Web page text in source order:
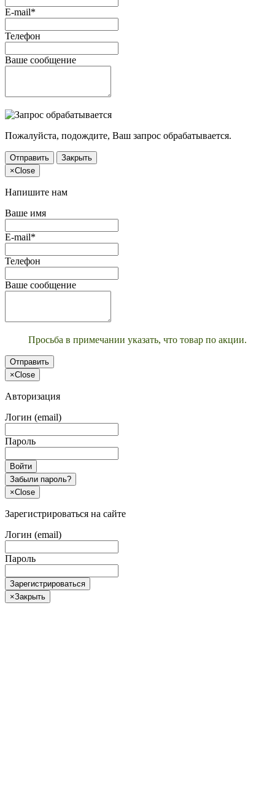
E-mail*
Телефон
Ваше сообщение
Пожалуйста, подождите, Ваш запрос обрабатывается.
Отправить
Закрыть
×Close
Напишите нам
Ваше имя
E-mail*
Телефон
Ваше сообщение
Просьба в примечании указать, что товар по акции.
Отправить
×Close
Авторизация
Логин (email)
Пароль
Войти
Забыли пароль?
×Close
Зарегистрироваться на сайте
Логин (email)
Пароль
Зарегистрироваться
×Закрыть